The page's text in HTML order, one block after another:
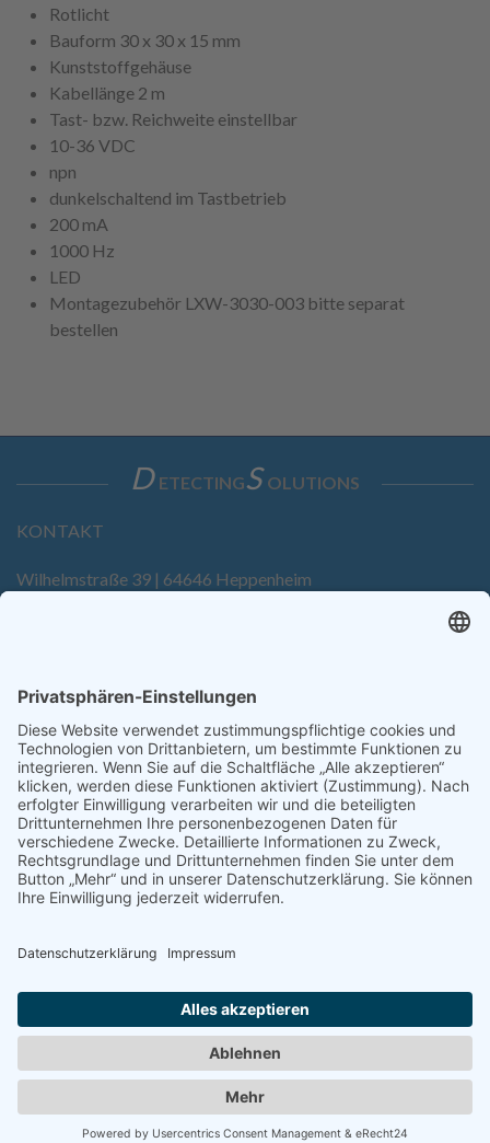
Rotlicht
Bauform 30 x 30 x 15 mm
Kunststoffgehäuse
Kabellänge 2 m
Tast- bzw. Reichweite einstellbar
10-36 VDC
npn
dunkelschaltend im Tastbetrieb
200 mA
1000 Hz
LED
Montagezubehör LXW-3030-003 bitte separat
bestellen
D ETECTINGS OLUTIONS
KONTAKT
Wilhelmstraße 39 | 64646 Heppenheim
SERVICE
Anfrage
Direkt-Bestellung
KONTAKTFORMULAR
AGB
Sitemap
Copyright © Dietz Sensortechnik